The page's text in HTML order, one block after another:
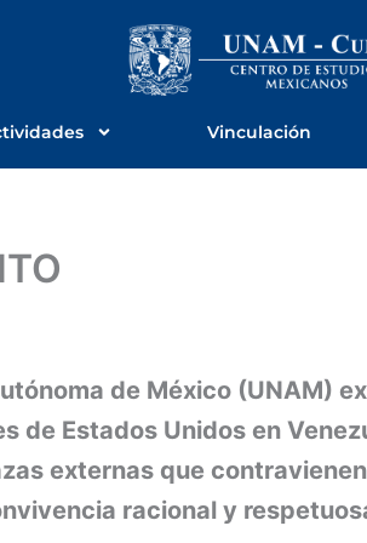
Vinculación
de México (UNAM)
de Estados Unidos en
externas que
racional y